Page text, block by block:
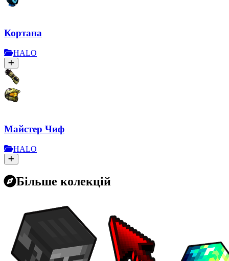
Кортана
HALO
Майстер Чиф
HALO
Більше колекцій